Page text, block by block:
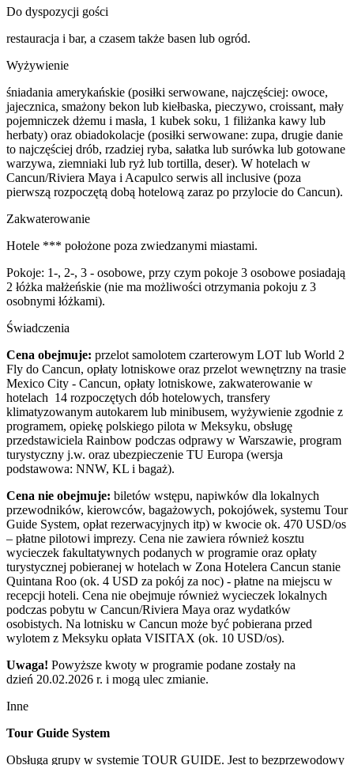
Do dyspozycji gości
restauracja i bar, a czasem także basen lub ogród.
Wyżywienie
śniadania amerykańskie (posiłki serwowane, najczęściej: owoce,
jajecznica, smażony bekon lub kiełbaska, pieczywo, croissant, mały
pojemniczek dżemu i masła, 1 kubek soku, 1 filiżanka kawy lub
herbaty) oraz obiadokolacje (posiłki serwowane: zupa, drugie danie
to najczęściej drób, rzadziej ryba, sałatka lub surówka lub gotowane
warzywa, ziemniaki lub ryż lub tortilla, deser). W hotelach w
Cancun/Riviera Maya i Acapulco serwis all inclusive (poza
pierwszą rozpoczętą dobą hotelową zaraz po przylocie do Cancun).
Zakwaterowanie
Hotele *** położone poza zwiedzanymi miastami.
Pokoje: 1-, 2-, 3 - osobowe, przy czym pokoje 3 osobowe posiadają
2 łóżka małżeńskie (nie ma możliwości otrzymania pokoju z 3
osobnymi łóżkami).
Świadczenia
Cena obejmuje: przelot samolotem czarterowym LOT lub World 2
Fly do Cancun, opłaty lotniskowe oraz przelot wewnętrzny na trasie
Mexico City - Cancun, opłaty lotniskowe, zakwaterowanie w
hotelach 14 rozpoczętych dób hotelowych, transfery
klimatyzowanym autokarem lub minibusem, wyżywienie zgodnie z
programem, opiekę polskiego pilota w Meksyku, obsługę
przedstawiciela Rainbow podczas odprawy w Warszawie, program
turystyczny j.w. oraz ubezpieczenie TU Europa (wersja
podstawowa: NNW, KL i bagaż).
Cena nie obejmuje: biletów wstępu, napiwków dla lokalnych
przewodników, kierowców, bagażowych, pokojówek, systemu Tour
Guide System, opłat rezerwacyjnych itp) w kwocie ok. 470 USD/os
– płatne pilotowi imprezy. Cena nie zawiera również kosztu
wycieczek fakultatywnych podanych w programie oraz opłaty
turystycznej pobieranej w hotelach w Zona Hotelera Cancun stanie
Quintana Roo (ok. 4 USD za pokój za noc) - płatne na miejscu w
recepcji hoteli. Cena nie obejmuje również wycieczek lokalnych
podczas pobytu w Cancun/Riviera Maya oraz wydatków
osobistych. Na lotnisku w Cancun może być pobierana przed
wylotem z Meksyku opłata VISITAX (ok. 10 USD/os).
Uwaga! Powyższe kwoty w programie podane zostały na
dzień 20.02.2026 r. i mogą ulec zmianie.
Inne
Tour Guide System
Obsługa grupy w systemie TOUR GUIDE. Jest to bezprzewodowy